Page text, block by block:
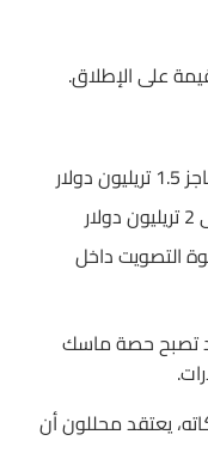
على الإطلاق.
من 80% من قوة التصويت داخل
تصبح حصة ماسك
يعتقد محللون أن